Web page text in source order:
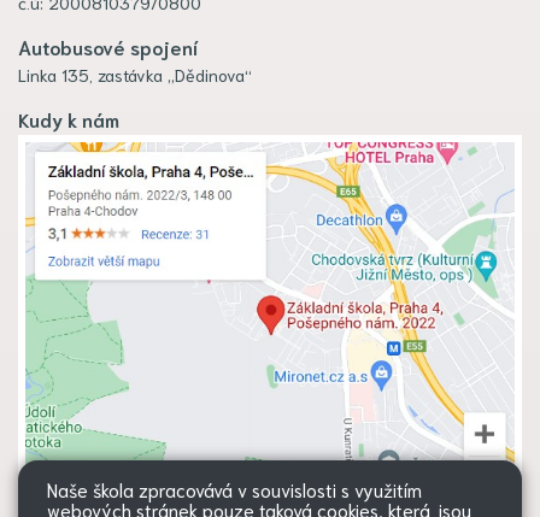
Autobusové spojení
Linka 135, zastávka „Dědinova“
Kudy k nám
Naše škola zpracovává v souvislosti s využitím
webových stránek pouze taková cookies, která jsou